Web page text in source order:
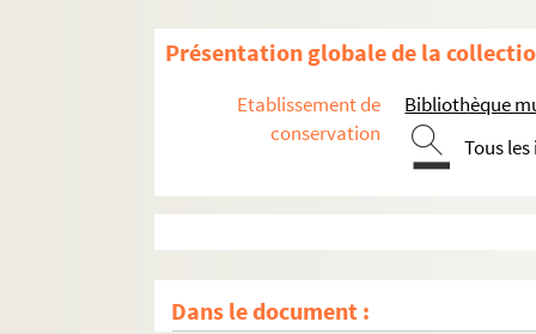
Présentation globale de la
Etablissement de
conservation
Bibliothèque
Tous
Dans le document :